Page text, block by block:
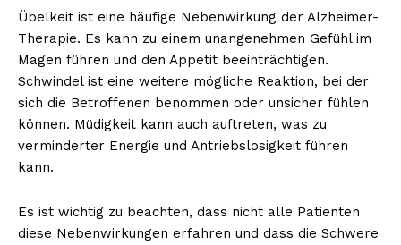
Übelkeit ist eine häufige Nebenwirkung der Alzheimer-
Therapie. Es kann zu einem unangenehmen Gefühl im
Magen führen und den Appetit beeinträchtigen.
Schwindel ist eine weitere mögliche Reaktion, bei der
sich die Betroffenen benommen oder unsicher fühlen
können. Müdigkeit kann auch auftreten, was zu
verminderter Energie und Antriebslosigkeit führen
kann.
Es ist wichtig zu beachten, dass nicht alle Patienten
diese Nebenwirkungen erfahren und dass die Schwere